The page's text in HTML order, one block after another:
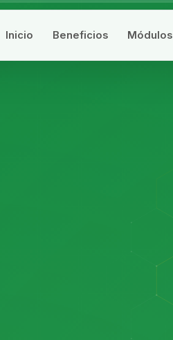
Inicio Beneficios Módulos